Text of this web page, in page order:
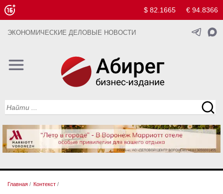
$ 82.1665 € 94.8366
ЭКОНОМИЧЕСКИЕ ДЕЛОВЫЕ НОВОСТИ
Главная / Контекст /